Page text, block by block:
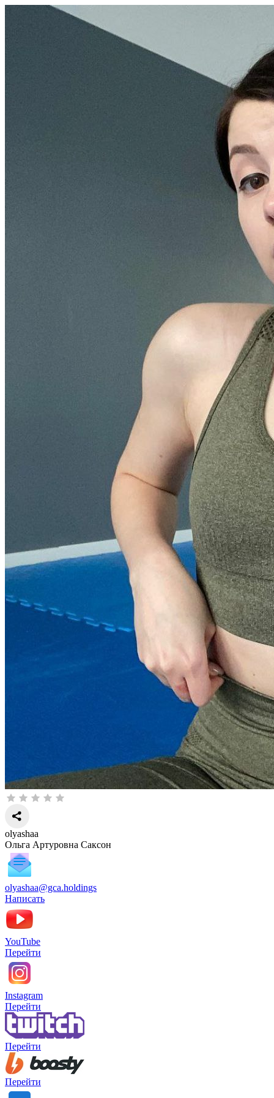
olyashaa
Ольга Артуровна Саксон
olyashaa@gca.holdings
Написать
YouTube
Перейти
Instagram
Перейти
Перейти
Перейти